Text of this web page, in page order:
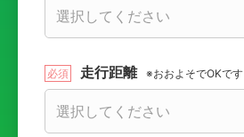
走行距離 ※おおよそでOKです